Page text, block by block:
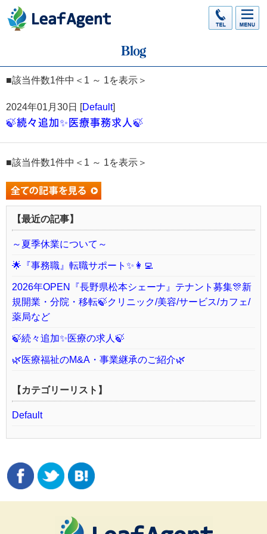
■該当件数1件中＜1 ～ 1を表示＞
2024年01月30日 [Default]
🍃続々追加✨医療事務求人🍃
■該当件数1件中＜1 ～ 1を表示＞
【最近の記事】
～夏季休業について～
🌟『事務職』転職サポート✨👩‍💻
2026年OPEN『長野県松本シェーナ』テナント募集🎊新
規開業・分院・移転🍃クリニック/美容/サービス/カフェ/
薬局など
🍃続々追加✨医療の求人🍃
🌿医療福祉のM&A・事業継承のご紹介🌿
【カテゴリーリスト】
Default